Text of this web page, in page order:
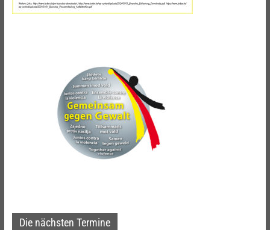
Die nächsten Termine